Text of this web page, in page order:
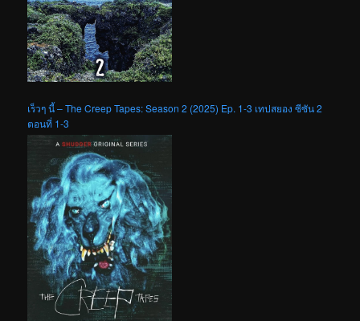
เร็วๆ นี้ – The Creep Tapes: Season 2 (2025) Ep. 1-3 เทปสยอง ซีซัน 2
ตอนที่ 1-3